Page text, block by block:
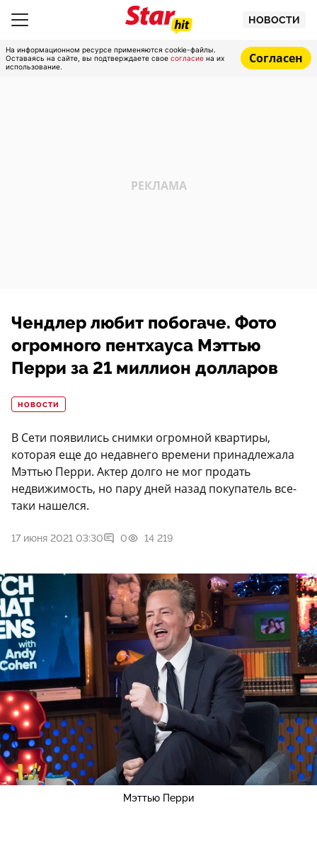
НОВОСТИ
На информационном ресурсе применяются cookie-файлы.
Оставаясь на сайте, вы подтверждаете свое согласие на их
использование.
Согласен
Чендлер любит побогаче. Фото
огромного пентхауса Мэттью
Перри за 21 миллион долларов
НОВОСТИ
В Сети появились снимки огромной квартиры,
которая еще до недавнего времени принадлежала
Мэттью Перри. Актер долго не мог продать
недвижимость, но пару дней назад покупатель все-
таки нашелся.
17 июня 2021 03:30 0 14 219
Мэттью Перри